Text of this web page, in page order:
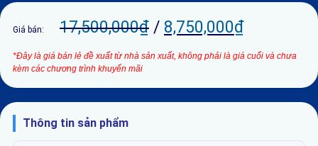
Giá bán: 17,500,000₫ / 8,750,000₫
*Đây là giá bán lẻ đề xuất từ nhà sản xuất, không phải là giá cuối và chưa
kèm các chương trình khuyến mãi
Thông tin sản phẩm